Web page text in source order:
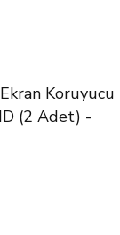
Koruyucu
(2 Adet) -